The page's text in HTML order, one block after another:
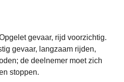
gevaar, rijd voorzichtig.
gevaar, langzaam rijden,
de deelnemer moet zich
stoppen.